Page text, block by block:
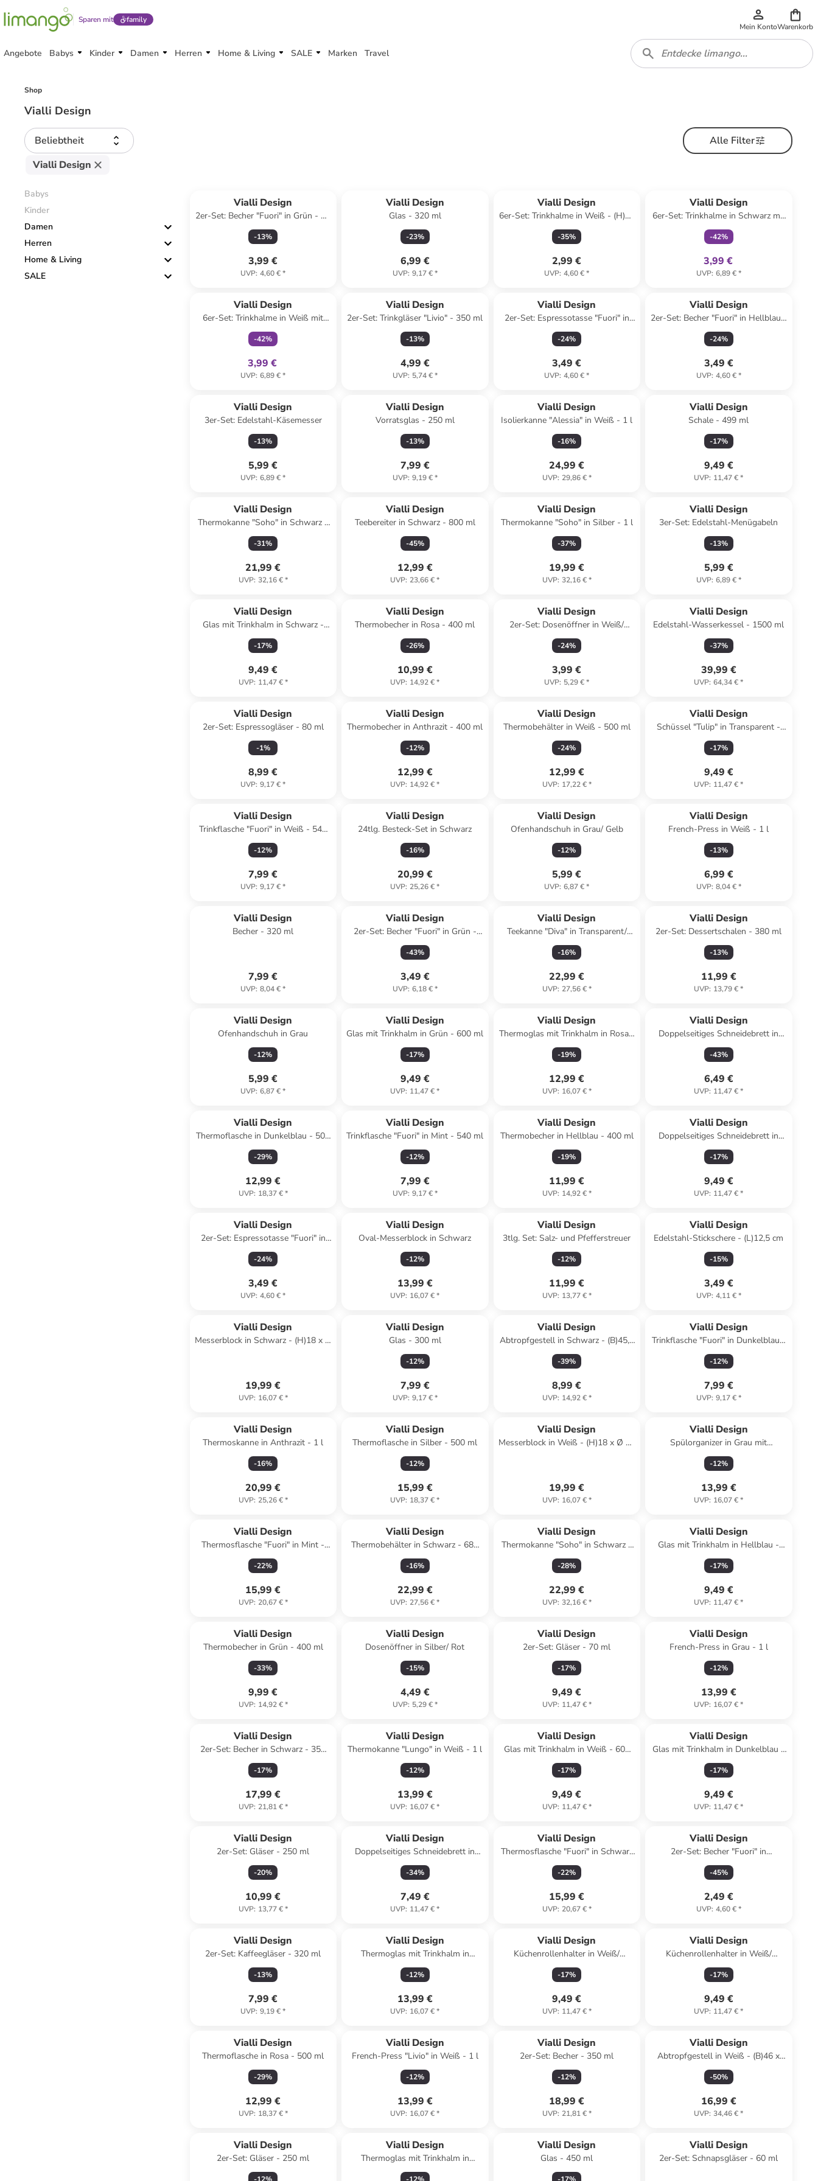
Sparen mit family
Mein KontoWarenkorb
Angebote Babys Kinder Damen Herren Home & Living SALE Marken Travel
Shop
Vialli Design
Beliebtheit
Alle Filter
Vialli Design
Babys
Kinder
Damen
Herren
Home & Living
SALE
Vialli Design
2er-Set: Becher "Fuori" in Grün - 80
ml
-13%
3,99 €
UVP: 4,60 €*
Vialli Design
Glas - 320 ml
-23%
6,99 €
UVP: 9,17 €*
Vialli Design
6er-Set: Trinkhalme in Weiß - (H)15
x Ø 0,80 cm
-35%
2,99 €
UVP: 4,60 €*
Vialli Design
6er-Set: Trinkhalme in Schwarz mit
Bürste - (H)20 x Ø 0,80 cm
-42%
3,99 €
UVP: 6,89 €*
Vialli Design
6er-Set: Trinkhalme in Weiß mit
Bürste - (H)20 cm
-42%
3,99 €
UVP: 6,89 €*
Vialli Design
2er-Set: Trinkgläser "Livio" - 350 ml
-13%
4,99 €
UVP: 5,74 €*
Vialli Design
2er-Set: Espressotasse "Fuori" in
Weiß - 80 ml
-24%
3,49 €
UVP: 4,60 €*
Vialli Design
2er-Set: Becher "Fuori" in Hellblau -
80 ml
-24%
3,49 €
UVP: 4,60 €*
Vialli Design
3er-Set: Edelstahl-Käsemesser
-13%
5,99 €
UVP: 6,89 €*
Vialli Design
Vorratsglas - 250 ml
-13%
7,99 €
UVP: 9,19 €*
Vialli Design
Isolierkanne "Alessia" in Weiß - 1 l
-16%
24,99 €
UVP: 29,86 €*
Vialli Design
Schale - 499 ml
-17%
9,49 €
UVP: 11,47 €*
Vialli Design
Thermokanne "Soho" in Schwarz -
1 l
-31%
21,99 €
UVP: 32,16 €*
Vialli Design
Teebereiter in Schwarz - 800 ml
-45%
12,99 €
UVP: 23,66 €*
Vialli Design
Thermokanne "Soho" in Silber - 1 l
-37%
19,99 €
UVP: 32,16 €*
Vialli Design
3er-Set: Edelstahl-Menügabeln
-13%
5,99 €
UVP: 6,89 €*
Vialli Design
Glas mit Trinkhalm in Schwarz -
600 ml
-17%
9,49 €
UVP: 11,47 €*
Vialli Design
Thermobecher in Rosa - 400 ml
-26%
10,99 €
UVP: 14,92 €*
Vialli Design
2er-Set: Dosenöffner in Weiß/
Schwarz
-24%
3,99 €
UVP: 5,29 €*
Vialli Design
Edelstahl-Wasserkessel - 1500 ml
-37%
39,99 €
UVP: 64,34 €*
Vialli Design
2er-Set: Espressogläser - 80 ml
-1%
8,99 €
UVP: 9,17 €*
Vialli Design
Thermobecher in Anthrazit - 400 ml
-12%
12,99 €
UVP: 14,92 €*
Vialli Design
Thermobehälter in Weiß - 500 ml
-24%
12,99 €
UVP: 17,22 €*
Vialli Design
Schüssel "Tulip" in Transparent -
500 ml
-17%
9,49 €
UVP: 11,47 €*
Vialli Design
Trinkflasche "Fuori" in Weiß - 540
ml
-12%
7,99 €
UVP: 9,17 €*
Vialli Design
24tlg. Besteck-Set in Schwarz
-16%
20,99 €
UVP: 25,26 €*
Vialli Design
Ofenhandschuh in Grau/ Gelb
-12%
5,99 €
UVP: 6,87 €*
Vialli Design
French-Press in Weiß - 1 l
-13%
6,99 €
UVP: 8,04 €*
Vialli Design
Becher - 320 ml
7,99 €
UVP: 8,04 €*
Vialli Design
2er-Set: Becher "Fuori" in Grün -
250 ml
-43%
3,49 €
UVP: 6,18 €*
Vialli Design
Teekanne "Diva" in Transparent/
Gold - 1 l
-16%
22,99 €
UVP: 27,56 €*
Vialli Design
2er-Set: Dessertschalen - 380 ml
-13%
11,99 €
UVP: 13,79 €*
Vialli Design
Ofenhandschuh in Grau
-12%
5,99 €
UVP: 6,87 €*
Vialli Design
Glas mit Trinkhalm in Grün - 600 ml
-17%
9,49 €
UVP: 11,47 €*
Vialli Design
Thermoglas mit Trinkhalm in Rosa -
600 ml
-19%
12,99 €
UVP: 16,07 €*
Vialli Design
Doppelseitiges Schneidebrett in
Schwarz - (L)39 x (B)24,5 cm
-43%
6,49 €
UVP: 11,47 €*
Vialli Design
Thermoflasche in Dunkelblau - 500
ml
-29%
12,99 €
UVP: 18,37 €*
Vialli Design
Trinkflasche "Fuori" in Mint - 540 ml
-12%
7,99 €
UVP: 9,17 €*
Vialli Design
Thermobecher in Hellblau - 400 ml
-19%
11,99 €
UVP: 14,92 €*
Vialli Design
Doppelseitiges Schneidebrett in
Weiß - (L)39 x (B)24,5 cm
-17%
9,49 €
UVP: 11,47 €*
Vialli Design
2er-Set: Espressotasse "Fuori" in
Grau - 80 ml
-24%
3,49 €
UVP: 4,60 €*
Vialli Design
Oval-Messerblock in Schwarz
-12%
13,99 €
UVP: 16,07 €*
Vialli Design
3tlg. Set: Salz- und Pfefferstreuer
-12%
11,99 €
UVP: 13,77 €*
Vialli Design
Edelstahl-Stickschere - (L)12,5 cm
-15%
3,49 €
UVP: 4,11 €*
Vialli Design
Messerblock in Schwarz - (H)18 x Ø
19,99 €
UVP: 16,07 €*
Vialli Design
Glas - 300 ml
-12%
7,99 €
UVP: 9,17 €*
Vialli Design
Abtropfgestell in Schwarz - (B)45,5
x (H)7 x (T)19 cm
-39%
8,99 €
UVP: 14,92 €*
Vialli Design
Trinkflasche "Fuori" in Dunkelblau -
540 ml
-12%
7,99 €
UVP: 9,17 €*
Vialli Design
Thermoskanne in Anthrazit - 1 l
-16%
20,99 €
UVP: 25,26 €*
Vialli Design
Thermoflasche in Silber - 500 ml
-12%
15,99 €
UVP: 18,37 €*
Vialli Design
Messerblock in Weiß - (H)18 x Ø 11
19,99 €
UVP: 16,07 €*
Vialli Design
Spülorganizer in Grau mit
Flüssigkeitsspender - (B)21,5 x
(H)16 x (T)9 cm
-12%
13,99 €
UVP: 16,07 €*
Vialli Design
Thermosflasche "Fuori" in Mint -
350 ml
-22%
15,99 €
UVP: 20,67 €*
Vialli Design
Thermobehälter in Schwarz - 680
ml
-16%
22,99 €
UVP: 27,56 €*
Vialli Design
Thermokanne "Soho" in Schwarz -
1 l
-28%
22,99 €
UVP: 32,16 €*
Vialli Design
Glas mit Trinkhalm in Hellblau -
600 ml
-17%
9,49 €
UVP: 11,47 €*
Vialli Design
Thermobecher in Grün - 400 ml
-33%
9,99 €
UVP: 14,92 €*
Vialli Design
Dosenöffner in Silber/ Rot
-15%
4,49 €
UVP: 5,29 €*
Vialli Design
2er-Set: Gläser - 70 ml
-17%
9,49 €
UVP: 11,47 €*
Vialli Design
French-Press in Grau - 1 l
-12%
13,99 €
UVP: 16,07 €*
Vialli Design
2er-Set: Becher in Schwarz - 350
ml
-17%
17,99 €
UVP: 21,81 €*
Vialli Design
Thermokanne "Lungo" in Weiß - 1 l
-12%
13,99 €
UVP: 16,07 €*
Vialli Design
Glas mit Trinkhalm in Weiß - 600
ml
-17%
9,49 €
UVP: 11,47 €*
Vialli Design
Glas mit Trinkhalm in Dunkelblau -
600 ml
-17%
9,49 €
UVP: 11,47 €*
Vialli Design
2er-Set: Gläser - 250 ml
-20%
10,99 €
UVP: 13,77 €*
Vialli Design
Doppelseitiges Schneidebrett in
Grau - (L)39 x (B)24,5 cm
-34%
7,49 €
UVP: 11,47 €*
Vialli Design
Thermosflasche "Fuori" in Schwarz
- 350 ml
-22%
15,99 €
UVP: 20,67 €*
Vialli Design
2er-Set: Becher "Fuori" in
Dunkelblau - 80 ml
-45%
2,49 €
UVP: 4,60 €*
Vialli Design
2er-Set: Kaffeegläser - 320 ml
-13%
7,99 €
UVP: 9,19 €*
Vialli Design
Thermoglas mit Trinkhalm in
Dunkelblau - 600 ml
-12%
13,99 €
UVP: 16,07 €*
Vialli Design
Küchenrollenhalter in Weiß/
Schwarz - (H)36 x Ø 15,5 cm
-17%
9,49 €
UVP: 11,47 €*
Vialli Design
Küchenrollenhalter in Weiß/
Schwarz - (H)36 x Ø 15,5 cm
-17%
9,49 €
UVP: 11,47 €*
Vialli Design
Thermoflasche in Rosa - 500 ml
-29%
12,99 €
UVP: 18,37 €*
Vialli Design
French-Press "Livio" in Weiß - 1 l
-12%
13,99 €
UVP: 16,07 €*
Vialli Design
2er-Set: Becher - 350 ml
-12%
18,99 €
UVP: 21,81 €*
Vialli Design
Abtropfgestell in Weiß - (B)46 x
(H)8 x (T)34 cm
-50%
16,99 €
UVP: 34,46 €*
Vialli Design
2er-Set: Gläser - 250 ml
Vialli Design
Thermoglas mit Trinkhalm in
Schwarz - 600 ml
Vialli Design
Glas - 450 ml
Vialli Design
2er-Set: Schnapsgläser - 60 ml